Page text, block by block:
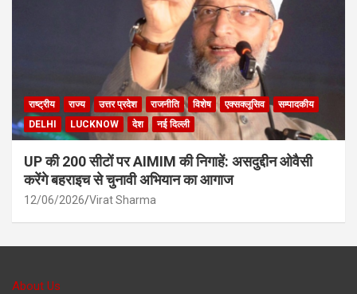
राष्ट्रीय राज्य उत्तर प्रदेश राजनीति विशेष एक्सक्लूसिव
सम्पादकीय
DELHI
LUCKNOW देश नई दिल्ली
UP की 200 सीटों पर AIMIM की निगाहें: असदुद्दीन ओवैसी
करेंगे बहराइच से चुनावी अभियान का आगाज
12/06/2026 Virat Sharma
About Us